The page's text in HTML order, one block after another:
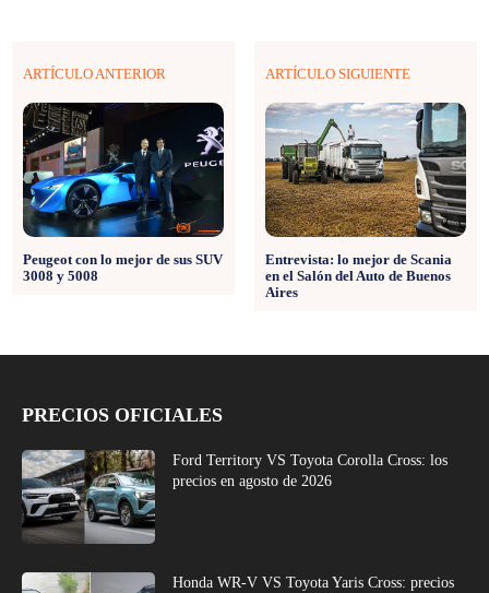
ARTÍCULO ANTERIOR
Peugeot con lo mejor de sus SUV
3008 y 5008
ARTÍCULO SIGUIENTE
Entrevista: lo mejor de Scania
en el Salón del Auto de Buenos
Aires
PRECIOS OFICIALES
Ford Territory VS Toyota Corolla Cross: los
precios en agosto de 2026
Honda WR-V VS Toyota Yaris Cross: precios